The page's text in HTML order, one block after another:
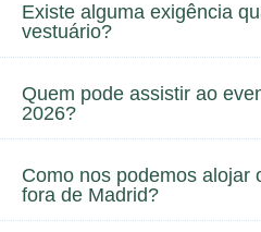
Existe alguma exigência
vestuário?
Quem pode assistir ao
2026?
Como nos podemos alojar
fora de Madrid?